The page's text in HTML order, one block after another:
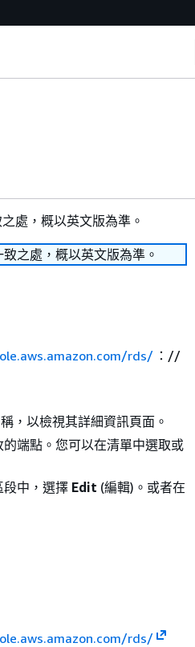
處，概以英文版為準。
之處，概以英文版為準。
rds/ ：//
，以檢視其詳細資訊頁面。
端點。您可以在清單中選取或
段中，選擇 Edit (編輯)。或者在
rds/